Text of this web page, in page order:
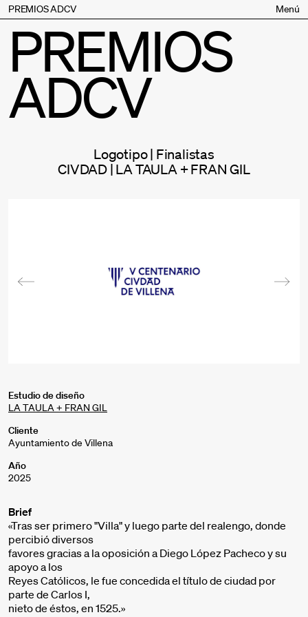
PREMIOS ADCV
Bases
Jurado
Inscripción
Palmarés
Premios especiales
Supporters
Contacto
Menú
PREMIOS
ADCV
Logotipo | Finalistas
CIVDAD | LA TAULA + FRAN GIL
Estudio de diseño
LA TAULA + FRAN GIL
Cliente
Ayuntamiento de Villena
Año
2025
Brief
«Tras ser primero "Villa" y luego parte del realengo, donde
percibió diversos
favores gracias a la oposición a Diego López Pacheco y su
apoyo a los
Reyes Católicos, le fue concedida el título de ciudad por
parte de Carlos I,
nieto de éstos, en 1525.»